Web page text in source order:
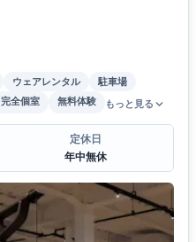
ウェアレンタル
駐車場
完全個室 無料体験 もっと見る
定休日
年中無休